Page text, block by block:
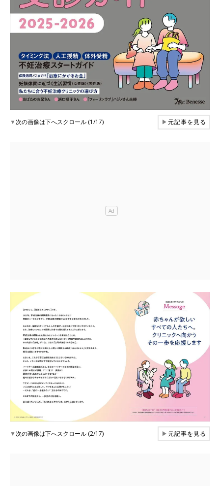
▼次の画像は下へスクロール (1/17) ▶元記事を見る
▼次の画像は下へスクロール (2/17) ▶元記事を見る